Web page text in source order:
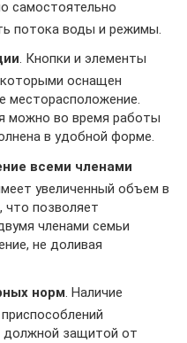
самостоятельно
потока воды и режимы.
. Кнопки и элементы
оснащен
месторасположение.
можно во время работы
в удобной форме.
всеми членами
увеличенный объем в
что позволяет
членами семьи
не доливая
норм. Наличие
должной защитой от